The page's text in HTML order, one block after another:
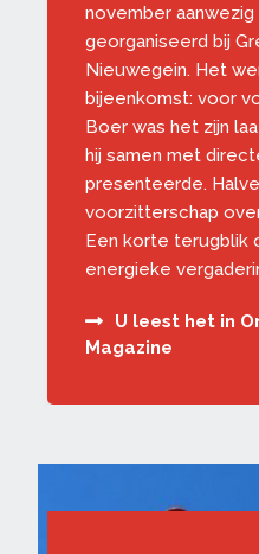
november aanwezig
georganiseerd bij
Nieuwegein. Het
bijeenkomst: voor
Boer was het zijn
hij samen met
presenteerde.
voorzitterschap
Een korte terugblik
energieke
U leest het in
Magazine